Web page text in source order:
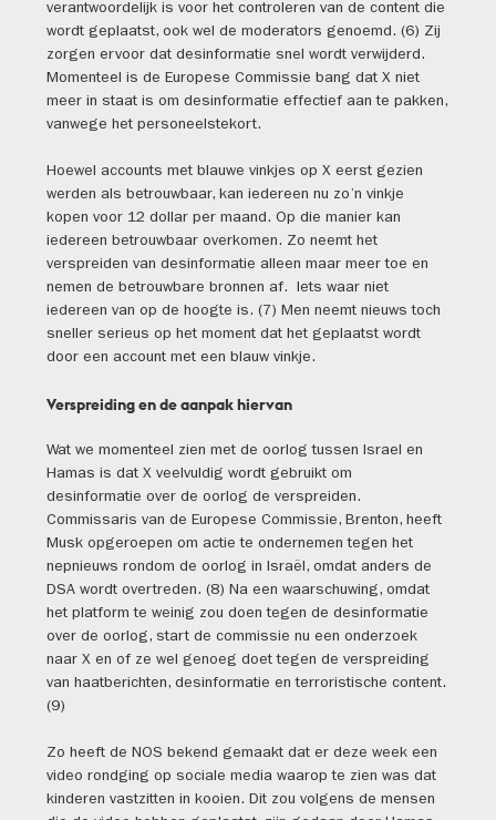
verantwoordelijk is voor het controleren van de content die
wordt geplaatst, ook wel de moderators genoemd. (6) Zij
zorgen ervoor dat desinformatie snel wordt verwijderd.
Momenteel is de Europese Commissie bang dat X niet
meer in staat is om desinformatie effectief aan te pakken,
vanwege het personeelstekort.
Hoewel accounts met blauwe vinkjes op X eerst gezien
werden als betrouwbaar, kan iedereen nu zo’n vinkje
kopen voor 12 dollar per maand. Op die manier kan
iedereen betrouwbaar overkomen. Zo neemt het
verspreiden van desinformatie alleen maar meer toe en
nemen de betrouwbare bronnen af. Iets waar niet
iedereen van op de hoogte is. (7) Men neemt nieuws toch
sneller serieus op het moment dat het geplaatst wordt
door een account met een blauw vinkje.
Verspreiding en de aanpak hiervan
Wat we momenteel zien met de oorlog tussen Israel en
Hamas is dat X veelvuldig wordt gebruikt om
desinformatie over de oorlog de verspreiden.
Commissaris van de Europese Commissie, Brenton, heeft
Musk opgeroepen om actie te ondernemen tegen het
nepnieuws rondom de oorlog in Israël, omdat anders de
DSA wordt overtreden. (8) Na een waarschuwing, omdat
het platform te weinig zou doen tegen de desinformatie
over de oorlog, start de commissie nu een onderzoek
naar X en of ze wel genoeg doet tegen de verspreiding
van haatberichten, desinformatie en terroristische content.
(9)
Zo heeft de NOS bekend gemaakt dat er deze week een
video rondging op sociale media waarop te zien was dat
kinderen vastzitten in kooien. Dit zou volgens de mensen